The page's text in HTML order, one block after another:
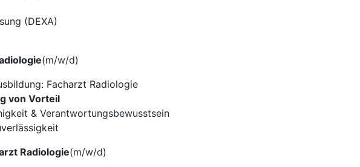
(DEXA)
(m/w/d)
Facharzt Radiologie
von Vorteil
& Verantwortungsbewusstsein
Radiologie(m/w/d)